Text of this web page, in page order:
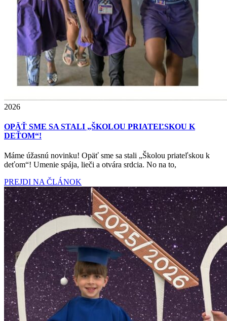
2026
OPÄŤ SME SA STALI „ŠKOLOU PRIATEĽSKOU K
DEŤOM“!
Máme úžasnú novinku! Opäť sme sa stali „Školou priateľskou k
deťom“! Umenie spája, lieči a otvára srdcia. No na to,
PREJDI NA ČLÁNOK